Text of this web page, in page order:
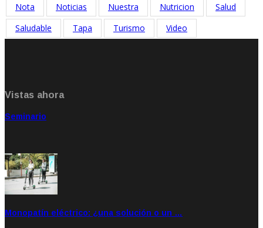
Nota
Noticias Nuestra Nutricion
Salud
Saludable
Tapa Turismo Video
Vistas ahora
Seminario
Monopatín eléctrico: ¿una solución o un …